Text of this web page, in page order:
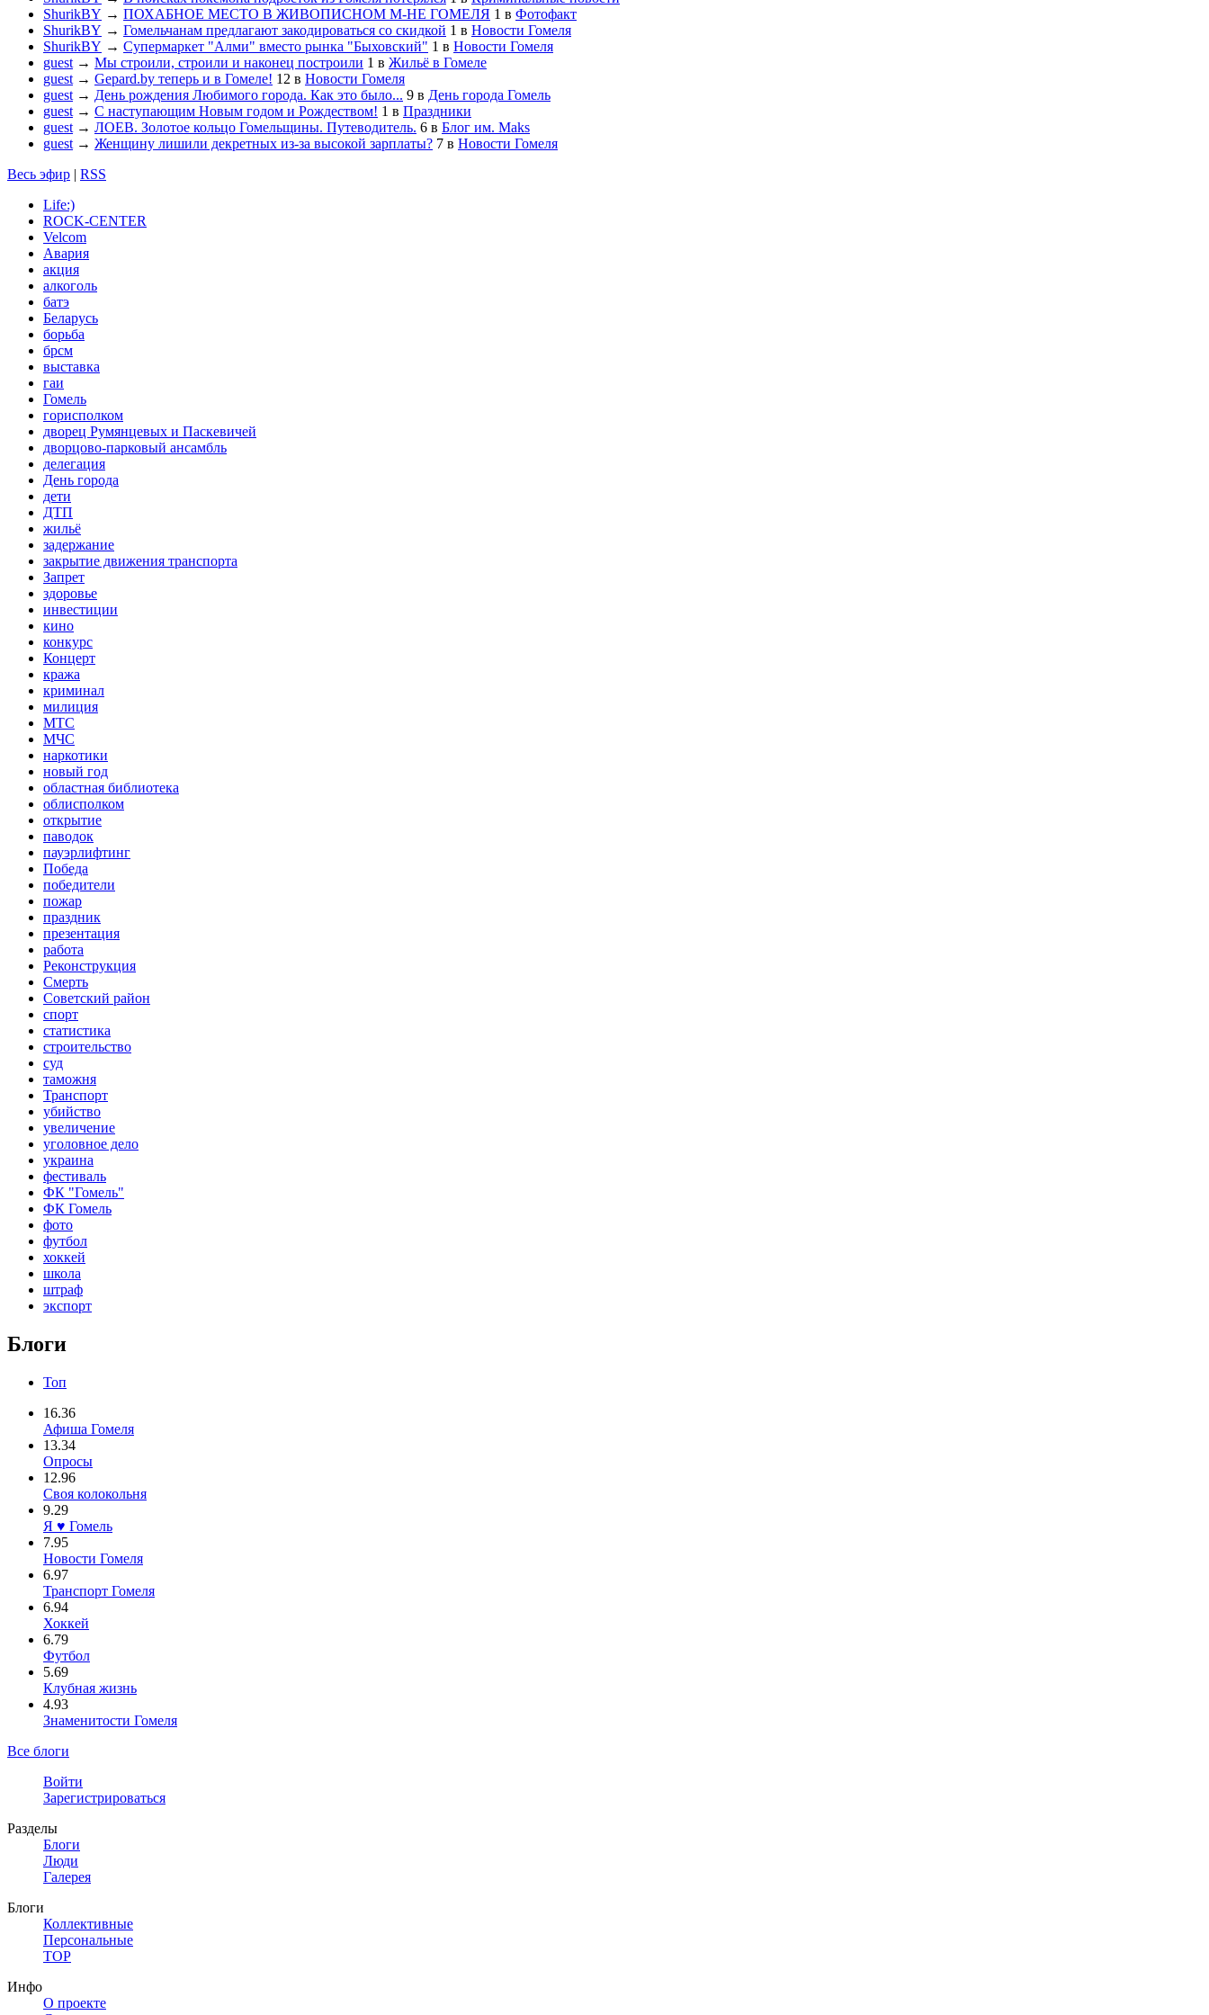
ShurikBY → ПОХАБНОЕ МЕСТО В ЖИВОПИСНОМ М-НЕ ГОМЕЛЯ 1 в Фотофакт
ShurikBY → Гомельчанам предлагают закодироваться со скидкой 1 в Новости Гомеля
ShurikBY → Супермаркет "Алми" вместо рынка "Быховский" 1 в Новости Гомеля
guest → Мы строили, строили и наконец построили 1 в Жильё в Гомеле
guest → Gepard.by теперь и в Гомеле! 12 в Новости Гомеля
guest → День рождения Любимого города. Как это было... 9 в День города Гомель
guest → С наступающим Новым годом и Рождеством! 1 в Праздники
guest → ЛОЕВ. Золотое кольцо Гомельщины. Путеводитель. 6 в Блог им. Maks
guest → Женщину лишили декретных из-за высокой зарплаты? 7 в Новости Гомеля
Весь эфир | RSS
Life:)
ROCK-CENTER
Velcom
Авария
акция
алкоголь
батэ
Беларусь
борьба
брсм
выставка
гаи
Гомель
горисполком
дворец Румянцевых и Паскевичей
дворцово-парковый ансамбль
делегация
День города
дети
ДТП
жильё
задержание
закрытие движения транспорта
Запрет
здоровье
инвестиции
кино
конкурс
Концерт
кража
криминал
милиция
МТС
МЧС
наркотики
новый год
областная библиотека
облисполком
открытие
паводок
пауэрлифтинг
Победа
победители
пожар
праздник
презентация
работа
Реконструкция
Смерть
Советский район
спорт
статистика
строительство
суд
таможня
Транспорт
убийство
увеличение
уголовное дело
украина
фестиваль
ФК "Гомель"
ФК Гомель
фото
футбол
хоккей
школа
штраф
экспорт
Блоги
Топ
16.36
Афиша Гомеля
13.34
Опросы
12.96
Своя колокольня
9.29
Я ♥ Гомель
7.95
Новости Гомеля
6.97
Транспорт Гомеля
6.94
Хоккей
6.79
Футбол
5.69
Клубная жизнь
4.93
Знаменитости Гомеля
Все блоги
Войти
Зарегистрироваться
Разделы
Блоги
Люди
Галерея
Блоги
Коллективные
Персональные
TOP
Инфо
О проекте